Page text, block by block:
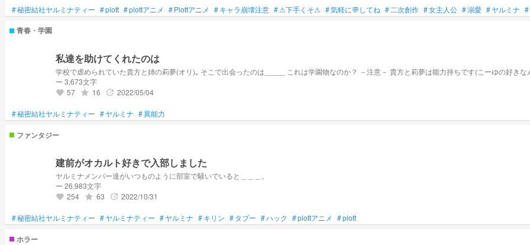
#秘密結社ヤルミナティー #plott #plottアニメ #Plottアニメ #キャラ崩壊注意 #⚠下手くそ⚠ #気軽に💬してね #二次創作 #女主人公 #溺愛 #ヤルミナ #
青春・学園
私達を助けてくれたのは
学校で虐められていた貴方と姉の莉夢(オリ)｡ そこで出会ったのは_____ これは学園物なのか？ －注意－ 貴方と莉夢
ー 3,673文字
favorite 57 grade 16 update 2022/05/04
#秘密結社ヤルミナティー #ヤルミナ #異能力
ファンタジー
建前がオカルト好きで入部しました
ヤルミナメンバー達がいつものように部室で騒いでいると＿＿＿。
ー 26,983文字
favorite 254 grade 63 update 2022/10/31
#秘密結社ヤルミナティー #ヤルミナティー #ヤルミナ #キリン #タブー #ハック #plottアニメ #plott
ホラー